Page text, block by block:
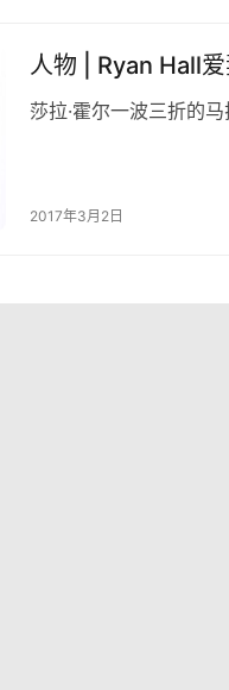
人物 | Ryan Hall
莎拉·霍尔一波三折的
2017年3月2日